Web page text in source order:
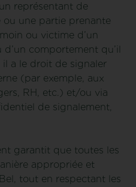
représentant de
ou une partie prenante
ou victime d’un
comportement qu’il
il a le droit de signaler
(par exemple, aux
RH, etc.) et/ou via
de signalement,
garantit que toutes les
appropriée et
tout en respectant les